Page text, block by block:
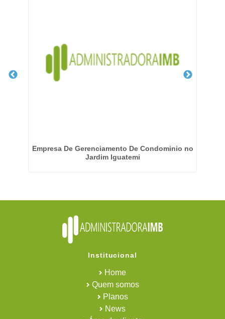
Empresa De Gerenciamento De Condominio no
Jardim Iguatemi
Institucional
Home
Quem somos
Planos
News